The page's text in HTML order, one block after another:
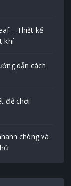
– Thiết kế
khí
dẫn cách
để chơi
chóng và